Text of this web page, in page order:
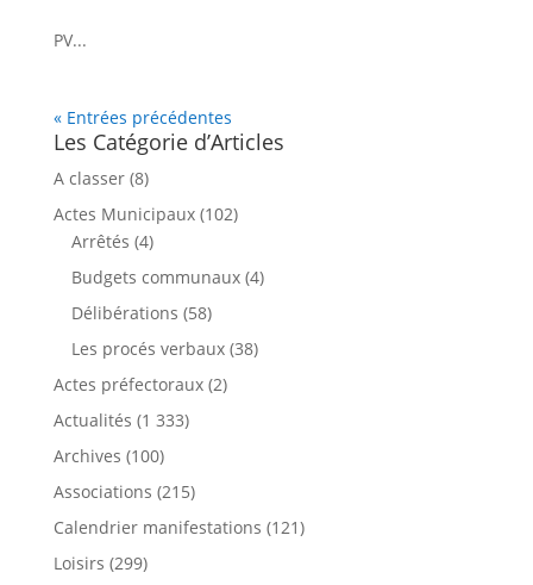
PV...
« Entrées précédentes
Les Catégorie d’Articles
A classer(8)
Actes Municipaux(102)
Arrêtés (4)
Budgets communaux(4)
Délibérations (58)
Les procés verbaux(38)
Actes préfectoraux(2)
Actualités (1 333)
Archives (100)
Associations (215)
Calendrier manifestations (121)
Loisirs (299)